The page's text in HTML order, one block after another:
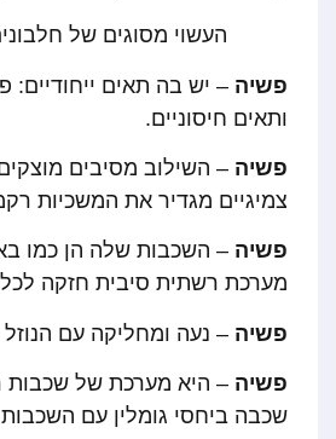
העשוי מסוגים של
פשיה – יש בה תאים ייחודיים:
ותאים חיסוניים.
פשיה – השילוב מסיבים
צמיגיים מגדיר את המשכיות
פשיה – השכבות שלה הן כמו
מערכת רשתית סיבית חזקה לכל
פשיה – נעה ומחליקה עם הנוזל
פשיה – היא מערכת של שכבות
שכבה ביחסי גומלין עם